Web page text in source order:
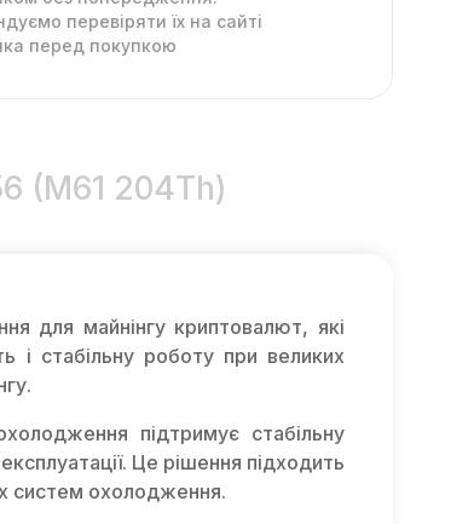
перевіряти їх на сайті
перед покупкою
(M61 204Th)
для майнінгу криптовалют, які
і стабільну роботу при великих
підтримує стабільну
Це рішення підходить
систем охолодження.